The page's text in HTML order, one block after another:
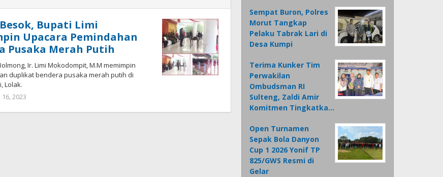
Bupati Limi
Upacara Pemindahan
Pusaka Merah Putih
Ir. Limi Mokodompit, M.M memimpin
duplikat bendera pusaka merah putih di
Lolak.
2023
Sempat Buron, Polres
Morut Tangkap
Pelaku Tabrak Lari di
Desa Kumpi
Terima Kunker Tim
Perwakilan
Ombudsman RI
Sulteng, Zaldi Amir
Komitmen Tingkatka…
Open Turnamen
Sepak Bola Danyon
Cup 1 2026 Yonif TP
825/GWS Resmi di
Gelar